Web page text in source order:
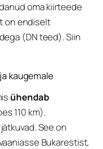
oma kiirteede
on endiselt
(DN teed). Siin
kaugemale
ühendab
110 km).
See on
Bukarestist,